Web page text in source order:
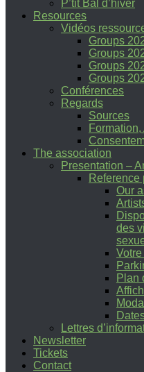
P’tit Bal d’hiver
Resources
Vidéos
Groups
Groups
Groups
Groups
Conférences
Regards
Sources
The association
Presentation –
Reference
Our
des
Votre
Plan
Lettres
Newsletter
Tickets
Contact